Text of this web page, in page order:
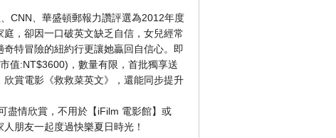
、CNN、華盛頓郵報力讚評選為2012年度
，卻因一口破英文缺乏自信，女兒經常
特冒險的紐約行更讓她贏回自信心。即
值:NT$3600)，數量有限，首批獨享送
賞電影《救救菜英文》，還能同步提升
盡情欣賞，不用於【iFilm 電影館】或
朋友一起度過快樂夏日時光！